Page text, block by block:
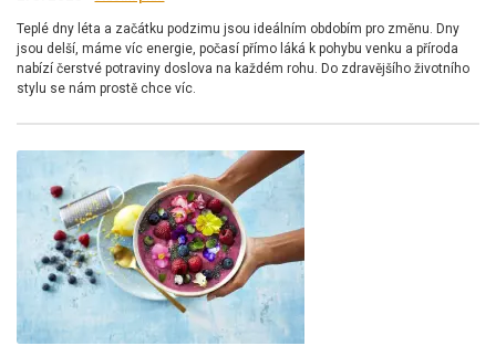
Teplé dny léta a začátku podzimu jsou ideálním obdobím pro změnu. Dny
jsou delší, máme víc energie, počasí přímo láká k pohybu venku a příroda
nabízí čerstvé potraviny doslova na každém rohu. Do zdravějšího životního
stylu se nám prostě chce víc.